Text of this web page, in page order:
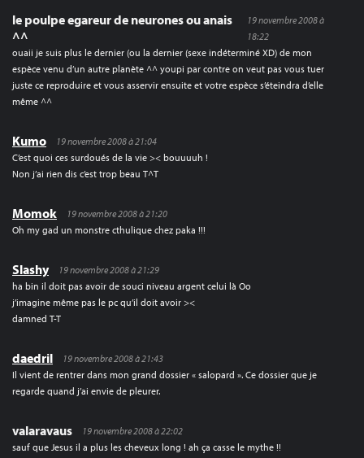
le poulpe egareur de neurones ou anais
^^
19 novembre 2008 à
18:22
ouaii je suis plus le dernier (ou la dernier (sexe indéterminé XD) de mon
espèce venu d’un autre planète ^^ youpi par contre on veut pas vous tuer
juste ce reproduire et vous asservir ensuite et votre espèce s’éteindra d’elle
même ^^
Kumo
19 novembre 2008 à 21:04
C’est quoi ces surdoués de la vie >< bouuuuh !
Non j’ai rien dis c’est trop beau T^T
Momok
19 novembre 2008 à 21:20
Oh my gad un monstre cthulique chez paka !!!
Slashy
19 novembre 2008 à 21:29
ha bin il doit pas avoir de souci niveau argent celui là Oo
j’imagine même pas le pc qu’il doit avoir ><
damned T-T
daedril
19 novembre 2008 à 21:43
Il vient de rentrer dans mon grand dossier « salopard ». Ce dossier que je
regarde quand j’ai envie de pleurer.
valaravaus
19 novembre 2008 à 22:02
sauf que Jesus il a plus les cheveux long ! ah ça casse le mythe !!